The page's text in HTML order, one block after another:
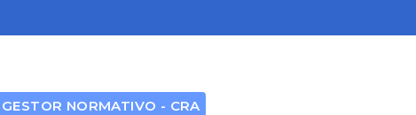
GESTOR NORMATIVO - CRA